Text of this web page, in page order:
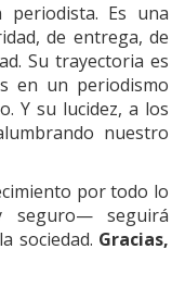
Es una
de entrega, de
Su trayectoria es
en un periodismo
Y su lucidez, a los
nuestro
por todo lo
seguro— seguirá
sociedad. Gracias,